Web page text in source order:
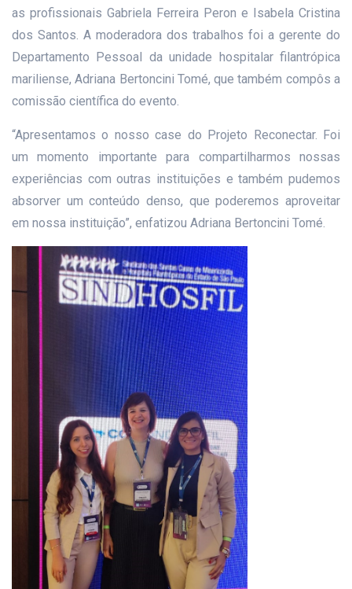
as profissionais Gabriela Ferreira Peron e Isabela Cristina
dos Santos. A moderadora dos trabalhos foi a gerente do
Departamento Pessoal da unidade hospitalar filantrópica
mariliense, Adriana Bertoncini Tomé, que também compôs a
comissão científica do evento.
“Apresentamos o nosso case do Projeto Reconectar. Foi
um momento importante para compartilharmos nossas
experiências com outras instituições e também pudemos
absorver um conteúdo denso, que poderemos aproveitar
em nossa instituição”, enfatizou Adriana Bertoncini Tomé.